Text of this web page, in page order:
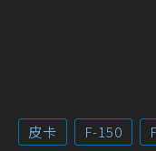
皮卡 F-150